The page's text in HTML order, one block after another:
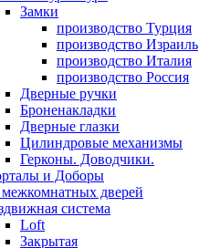
Замки
производство Турция
производство Израиль
производство Италия
производство Россия
Дверные ручки
Броненакладки
Дверные глазки
Цилиндровые механизмы
Герконы. Доводчики.
и Доборы
дверей
система
Loft
Закрытая